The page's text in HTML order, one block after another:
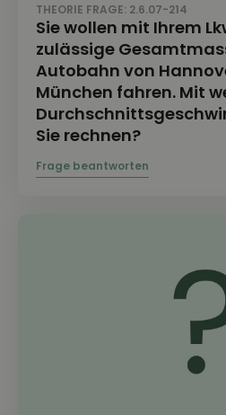
THEORIE FRAGE: 2.6.07-214
Sie wollen mit Ihrem
zulässige
Autobahn von
München fahren. Mit
Sie rechnen?